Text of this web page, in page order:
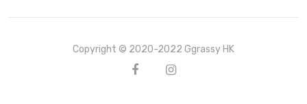
Copyright © 2020-2022 Ggrassy HK